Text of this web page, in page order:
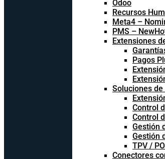
Odoo
Recursos
Meta4 –
PMS –
Extensiones
Pagos
Soluciones de
Control
Control
Gestión
Gestión
TPV /
Conectores